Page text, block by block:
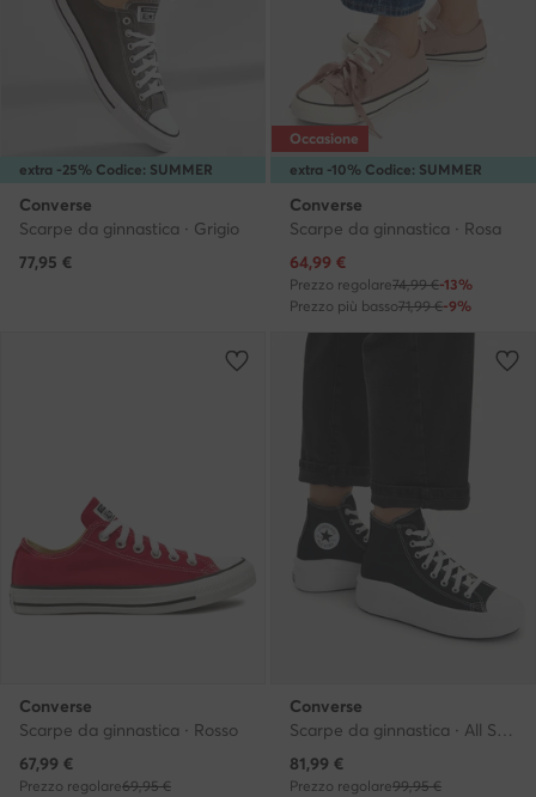
extra -25% Codice: SUMMER
Converse
Scarpe da ginnastica · Grigio
77,95 €
extra -10% Codice: SUMMER
Occasione
Converse
Scarpe da ginnastica · Rosa
Prezzo attuale
64,99 €
Prezzo regolare74,99 €-13%
Prezzo più basso71,99 €-9%
Converse
Scarpe da ginnastica · Rosso
Prezzo attuale
67,99 €
Prezzo regolare69,95 €
Converse
Scarpe da ginnastica · All Star · Nero
Prezzo attuale
81,99 €
Prezzo regolare99,95 €